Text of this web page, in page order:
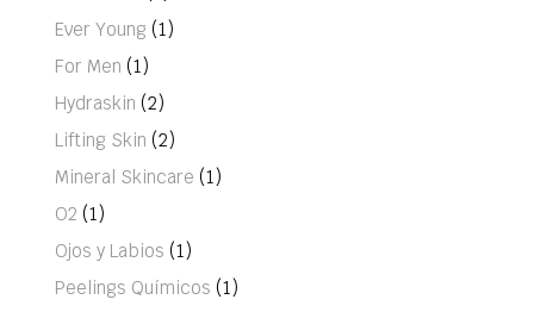
Ever Young (1)
For Men (1)
Hydraskin (2)
Lifting Skin (2)
Mineral Skincare (1)
O2 (1)
Ojos y Labios (1)
Peelings Químicos (1)